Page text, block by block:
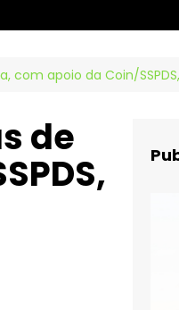
com apoio da Coin/
de